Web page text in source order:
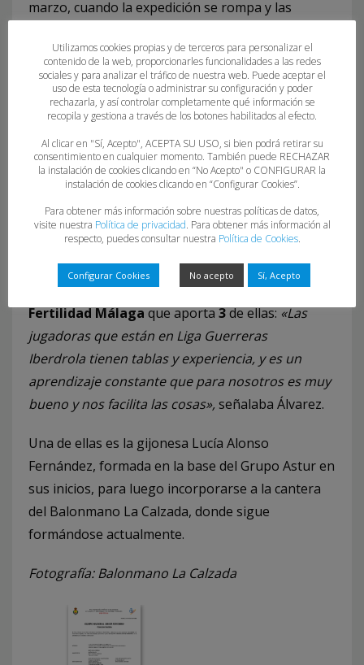
marzo, cuando la expedición se rompa y las
El seleccionador nacionalImanol Álvarezha
reconocido que, debido a la COVID-
19,«empezamos tarde con esta generación por
las circunstancias, así que esta actividad
supondrá una primera toma de contactopara
ver a jugadoras que ya han estado en categoría
juvenil asiduamente, y a otras que creemos
interesante ver en acción».
Sobre las 6 jugadoras que participan en Liga
Guerreras Iberdrola, destacando el Rincón
Fertilidad Málagaque aporta3de ellas:«Las
jugadoras que están en Liga Guerreras
Iberdrola tienen tablas y experiencia, y es un
aprendizaje constante que para nosotros es muy
bueno y nos facilita las cosas»,señalaba Álvarez.
Una de ellas es la gijonesa Lucía Alonso
Fernández, formada en la base del Grupo Astur en
sus inicios, para luego incorporarse a la cantera
del Balonmano La Calzada, donde sigue
formándose actualmente.
Fotografía: Balonmano La Calzada
Utilizamos cookies propias y de terceros para personalizar el
contenido de la web, proporcionarles funcionalidades a las redes
sociales y para analizar el tráfico de nuestra web. Puede aceptar el
uso de esta tecnología o administrar su configuración y poder
rechazarla, y así controlar completamente qué información se
recopila y gestiona a través de los botones habilitados al efecto.
Al clicar en "Sí, Acepto", ACEPTA SU USO, si bien podrá retirar su
consentimiento en cualquier momento. También puede RECHAZAR
la instalación de cookies clicando en “No Acepto" o CONFIGURAR la
instalación de cookies clicando en “Configurar Cookies”.
Para obtener más información sobre nuestras políticas de datos,
visite nuestra Política de privacidad. Para obtener más información al
respecto, puedes consultar nuestra Política de Cookies.
Configurar Cookies No acepto Sí, Acepto